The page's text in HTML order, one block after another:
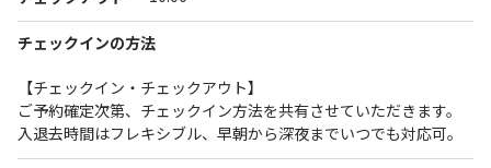
チェックインの方法
【チェックイン・チェックアウト】
ご予約確定次第、チェックイン方法を共有させていただきます。
入退去時間はフレキシブル、早朝から深夜までいつでも対応可。